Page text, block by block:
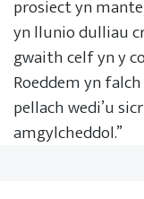
prosiect yn
yn llunio dulliau
gwaith celf yn y
Roeddem yn
pellach wedi’u
amgylcheddol.”